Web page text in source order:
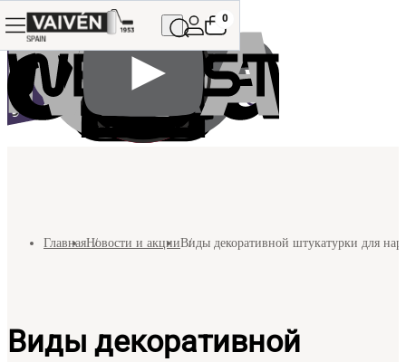
0
ГлавнаяНовости и акцииВиды декоративной штукатурки для
Виды декоративной